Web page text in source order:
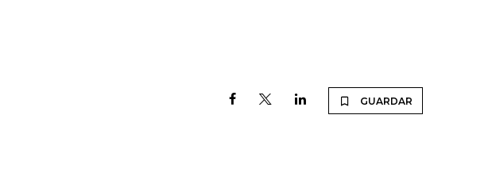
GUARDAR